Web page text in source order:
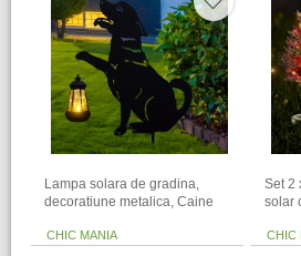
Lampa solara de gradina,
decoratiune metalica, Caine
CHIC MANIA
Set 2
solar
CHIC